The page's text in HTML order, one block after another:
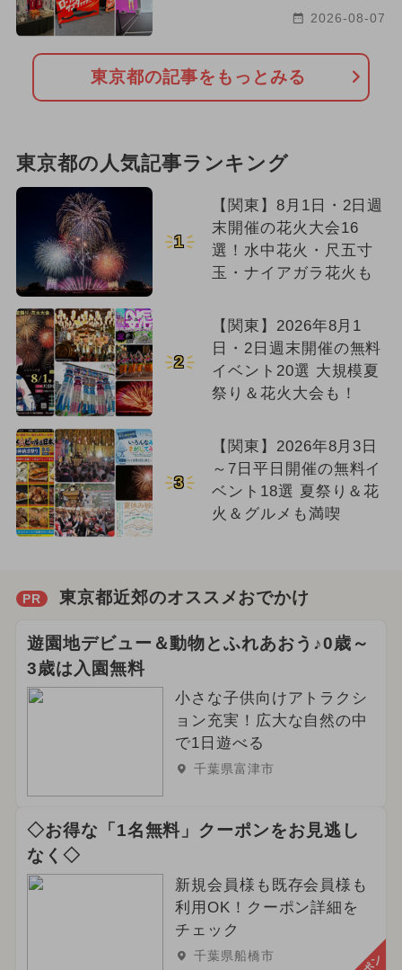
2026-08-07
東京都の記事をもっとみる
東京都の人気記事ランキング
1
【関東】8月1日・2日週
末開催の花火大会16
選！水中花火・尺五寸
玉・ナイアガラ花火も
2
【関東】2026年8月1
日・2日週末開催の無料
イベント20選 大規模夏
祭り＆花火大会も！
3
【関東】2026年8月3日
～7日平日開催の無料イ
ベント18選 夏祭り＆花
火＆グルメも満喫
PR 東京都近郊のオススメおでかけ
遊園地デビュー＆動物とふれあおう♪0歳～
3歳は入園無料
小さな子供向けアトラクシ
ョン充実！広大な自然の中
で1日遊べる
千葉県富津市
◇お得な「1名無料」クーポンをお見逃し
なく◇
新規会員様も既存会員様も
利用OK！クーポン詳細を
チェック
千葉県船橋市